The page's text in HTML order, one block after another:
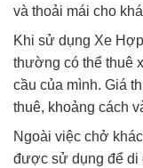
và thoải mái cho
Khi sử dụng Xe
thường có thể thuê
cầu của mình. Giá
thuê, khoảng cách
Ngoài việc chở
được sử dụng để di